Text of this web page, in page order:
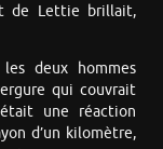
de Lettie brillait,
deux hommes
qui couvrait
une réaction
d’un kilomètre,